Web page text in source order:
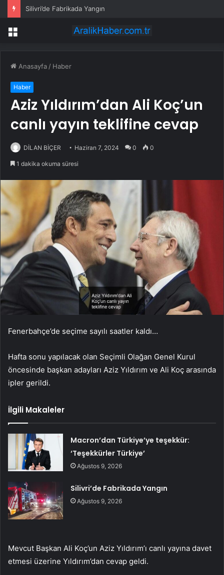
Silivri’de Fabrikada Yangın
Menü
Anasayfa / Haber
Haber
Aziz Yıldırım’dan Ali Koç’un
canlı yayın teklifine cevap
DİLAN BİÇER Haziran 7, 2024 0 0
1 dakika okuma süresi
Fenerbahçe’de seçime sayılı saatler kaldı…
Hafta sonu yapılacak olan Seçimli Olağan Genel Kurul
öncesinde başkan adayları Aziz Yıldırım ve Ali Koç arasında
ipler gerildi.
İlgili Makaleler
Macron’dan Türkiye’ye teşekkür:
‘Teşekkürler Türkiye’
Ağustos 9, 2026
Silivri’de Fabrikada Yangın
Ağustos 9, 2026
Mevcut Başkan Ali Koç’un Aziz Yıldırım’ı canlı yayına davet
etmesi üzerine Yıldırım’dan cevap geldi.